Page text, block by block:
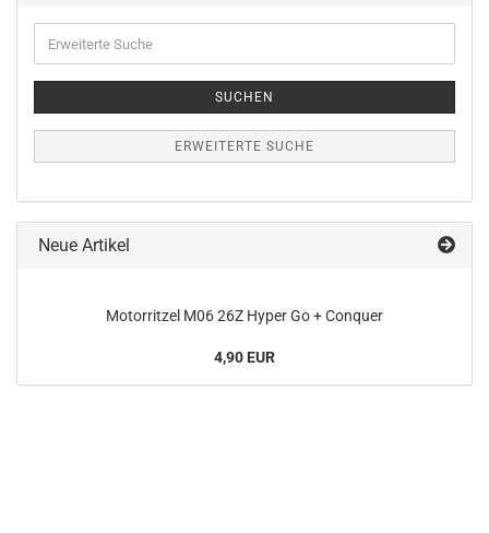
Suche
SUCHEN
ERWEITERTE SUCHE
Neue Artikel
Motorritzel M06 26Z Hyper Go + Conquer
4,90 EUR